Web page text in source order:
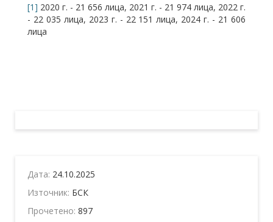
[1] 2020 г. - 21 656 лица, 2021 г. - 21 974 лица, 2022 г.
- 22 035 лица, 2023 г. - 22 151 лица, 2024 г. - 21 606
лица
Дата: 24.10.2025
Източник: БСК
Прочетено: 897